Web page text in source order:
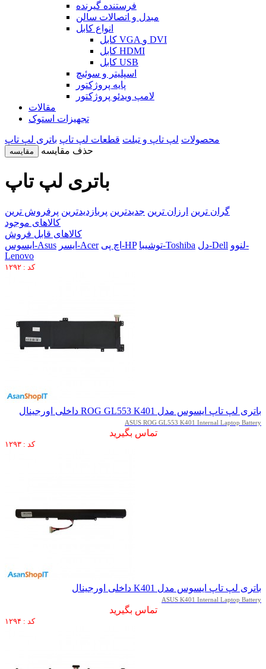
فرستنده گیرنده
مبدل و اتصالات سالن
انواع کابل
کابل VGA و DVI
کابل HDMI
کابل USB
اسپلیتر و سوئیچ
پایه پروژکتور
لامپ ویدئو پروژکتور
مقالات
تجهیزات استوک
محصولات لپ تاپ و تبلت قطعات لپ تاپ باتری لپ تاپ
مقایسه حذف مقایسه
باتری لپ تاپ
گران ترین ارزان ترین جدیدترین پربازدیدترین پرفروش ترین
کالاهای موجود
کالاهای قابل فروش
ایسوس-Asus
ایسر-Acer اچ پی-HP توشیبا-Toshiba دل-Dell لنوو-
Lenovo
کد : ۱۲۹۲
باتری لپ تاپ ایسوس مدل ROG GL553 K401 داخلی اورجینال
ASUS ROG GL553 K401 Internal Laptop Battery
تماس بگیرید
کد : ۱۲۹۳
باتری لپ تاپ ایسوس مدل K401 داخلی اورجینال
ASUS K401 Internal Laptop Battery
تماس بگیرید
کد : ۱۲۹۴